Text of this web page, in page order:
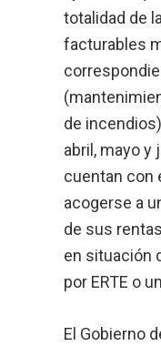
totalidad de
facturables
de
abril, mayo y
cuentan con
acogerse a
de sus
en situación
por ERTE o
El Gobierno